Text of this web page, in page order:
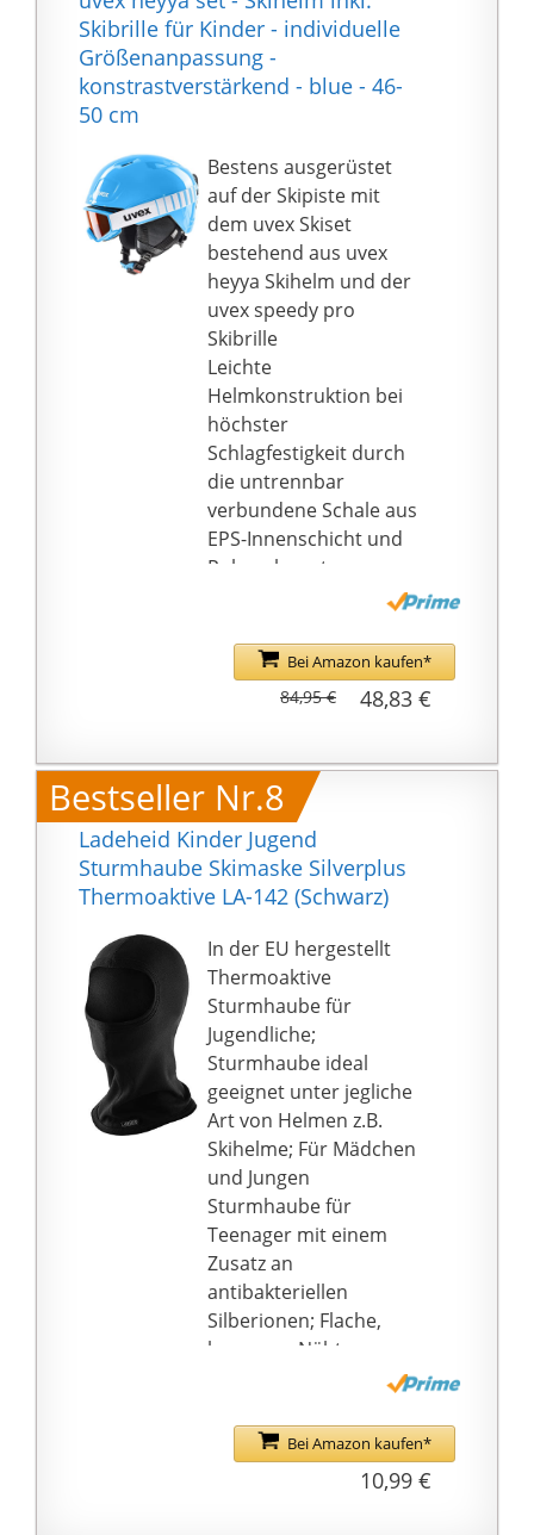
Schutzbrille tragen. Es
ist nicht nur zum
Skifahren. Sie erhalten
Sie Skifahren, Skaten,
Snowboarden oder
andere
Wintersportarten im
Freien betreiben!
Skibrille für Kinder - individuelle
Größenanpassung -
konstrastverstärkend - blue - 46-
50 cm
Bestens ausgerüstet
auf der Skipiste mit
dem uvex Skiset
bestehend aus uvex
heyya Skihelm und der
uvex speedy pro
Skibrille
Leichte
Helmkonstruktion bei
höchster
Schlagfestigkeit durch
die untrennbar
verbundene Schale aus
EPS-Innenschicht und
Polycarbonat-
den eigenen
Kopfumfang durch das
verstellbare uvex IAS
Beschlagfreie Sicht
ohne die optische
Qualität der Scheibe zu
beeinflussen durch
uvex supravision
100{9432076a021624f0f
6f425e0d8ae88de64784
8db352af2c2702bd273a
cb0e9f0} UVA, UVB, UVC
Schutz
Bei Amazon kaufen*
48,83 €
84,95 €
Bestseller Nr.8
Ladeheid Kinder Jugend
Sturmhaube Skimaske Silverplus
Thermoaktive LA-142 (Schwarz)
In der EU hergestellt
Thermoaktive
Sturmhaube für
Jugendliche;
Sturmhaube ideal
geeignet unter jegliche
Art von Helmen z.B.
Skihelme; Für Mädchen
und Jungen
Sturmhaube für
Teenager mit einem
Zusatz an
antibakteriellen
Silberionen; Flache,
bequeme Nähte;
Schützt sehr gut vor
Kälte; Absorbiert
Feuchtigkeit und lässt
Bei Amazon kaufen*
10,99 €